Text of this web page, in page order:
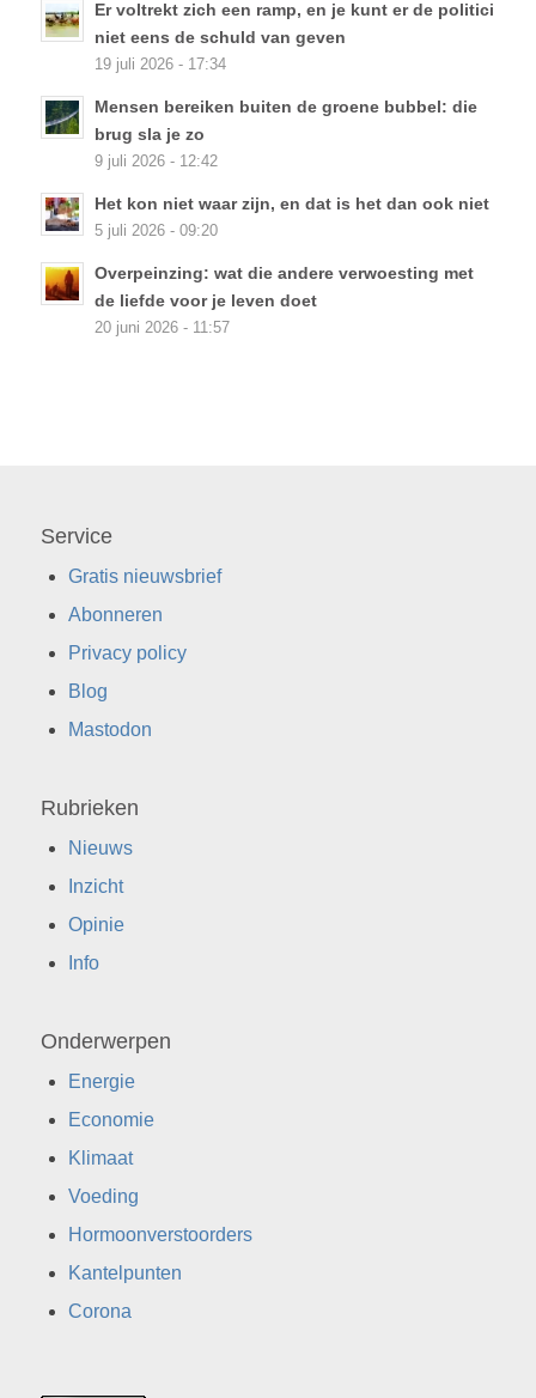
Er voltrekt zich een ramp, en je kunt er de politici
niet eens de schuld van geven
19 juli 2026 - 17:34
Mensen bereiken buiten de groene bubbel: die
brug sla je zo
9 juli 2026 - 12:42
Het kon niet waar zijn, en dat is het dan ook niet
5 juli 2026 - 09:20
Overpeinzing: wat die andere verwoesting met
de liefde voor je leven doet
20 juni 2026 - 11:57
Service
Gratis nieuwsbrief
Abonneren
Privacy policy
Blog
Mastodon
Rubrieken
Nieuws
Inzicht
Opinie
Info
Onderwerpen
Energie
Economie
Klimaat
Voeding
Hormoonverstoorders
Kantelpunten
Corona